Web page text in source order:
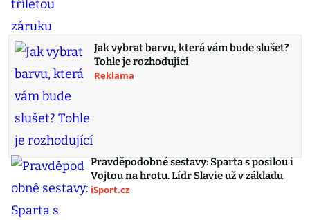
Jak vybrat barvu, která vám bude slušet?
Tohle je rozhodující
Reklama
Pravděpodobné sestavy: Sparta s posilou i
Vojtou na hrotu. Lídr Slavie už v základu
iSport.cz